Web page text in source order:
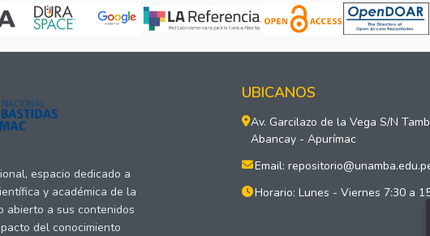
espacio dedicado a
y académica de la
abierto a sus contenidos
del conocimiento
UBICANOS
Av. Garcilazo de la Vega S/N
Abancay - Apurímac
Email:
Horario: Lunes - Viernes 7:30 a